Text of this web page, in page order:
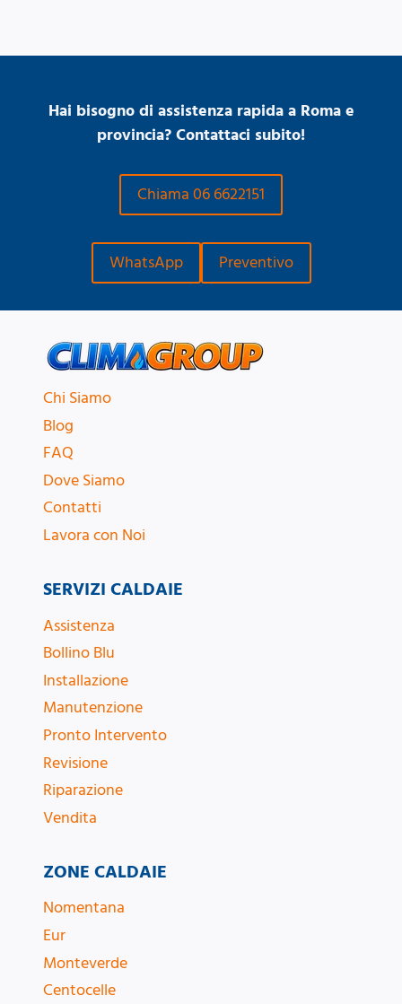
Hai bisogno di assistenza rapida a Roma e
provincia? Contattaci subito!
Chiama 06 6622151
WhatsApp Preventivo
Chi Siamo
Blog
FAQ
Dove Siamo
Contatti
Lavora con Noi
SERVIZI CALDAIE
Assistenza
Bollino Blu
Installazione
Manutenzione
Pronto Intervento
Revisione
Riparazione
Vendita
ZONE CALDAIE
Nomentana
Eur
Monteverde
Centocelle